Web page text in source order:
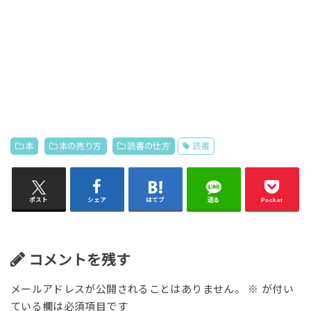
本 本の売り方 読書の仕方 読書
ポスト シェア はてブ 送る Pocket
コメントを残す
メールアドレスが公開されることはありません。 ※ が付い
ている欄は必須項目です